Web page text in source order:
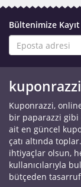
Bültenimize
Kuponrazzi,
bir paparazzi gibi
ait en güncel
çatı altında
ihtiyaçlar olsun,
kullanıcılarıyla
bütçeden